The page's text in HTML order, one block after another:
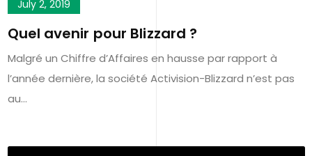
July 2, 2019
Quel avenir pour Blizzard ?
Malgré un Chiffre d’Affaires en hausse par rapport à
l’année dernière, la société Activision-Blizzard n’est pas
au…